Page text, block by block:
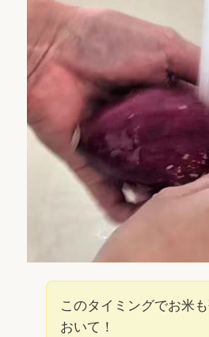
このタイミングでお米
おいて！